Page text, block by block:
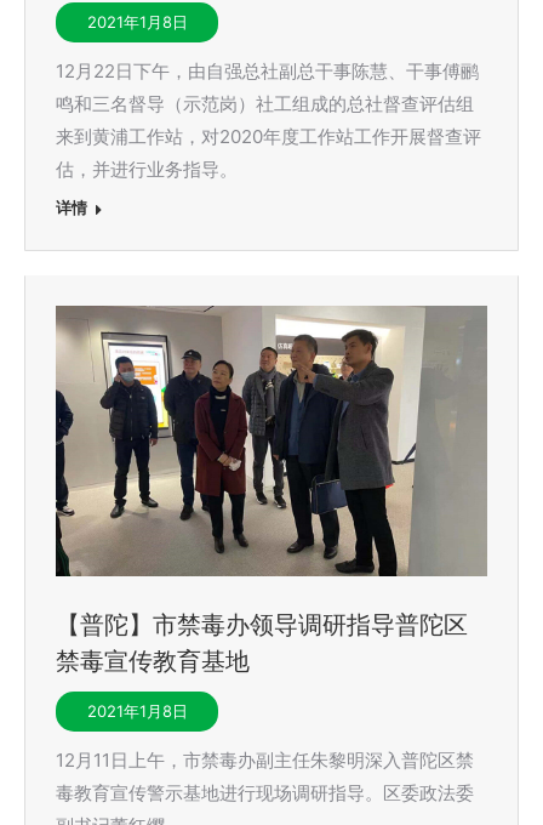
2021年1月8日
12月22日下午，由自强总社副总干事陈慧、干事傅鹂
鸣和三名督导（示范岗）社工组成的总社督查评估组
来到黄浦工作站，对2020年度工作站工作开展督查评
估，并进行业务指导。
详情
【普陀】市禁毒办领导调研指导普陀区
禁毒宣传教育基地
2021年1月8日
12月11日上午，市禁毒办副主任朱黎明深入普陀区禁
毒教育宣传警示基地进行现场调研指导。区委政法委